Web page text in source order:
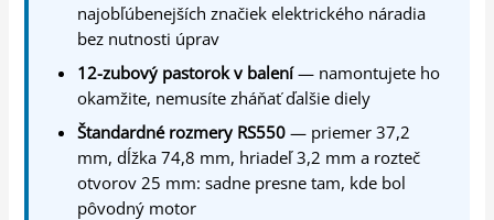
najobľúbenejších značiek elektrického náradia
bez nutnosti úprav
12-zubový pastorok v balení— namontujete ho
okamžite, nemusíte zháňať ďalšie diely
Štandardné rozmery RS550 — priemer 37,2
mm, dĺžka 74,8 mm, hriadeľ 3,2 mm a rozteč
otvorov 25 mm: sadne presne tam, kde bol
pôvodný motor